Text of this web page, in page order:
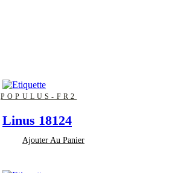
POPULUS-FR2
Linus 18124
Ajouter Au Panier